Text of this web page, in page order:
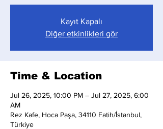
Kayıt Kapalı
Diğer etkinlikleri gör
Time & Location
Jul 26, 2025, 10:00 PM – Jul 27, 2025, 6:00
AM
Rez Kafe, Hoca Paşa, 34110 Fatih/İstanbul,
Türkiye